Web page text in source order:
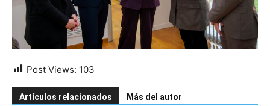
Post Views: 103
Artículos relacionados Más del autor